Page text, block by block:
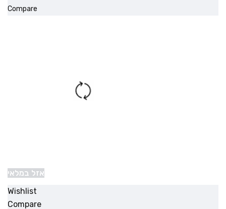
Compare
אזל במלאי
Wishlist
Compare